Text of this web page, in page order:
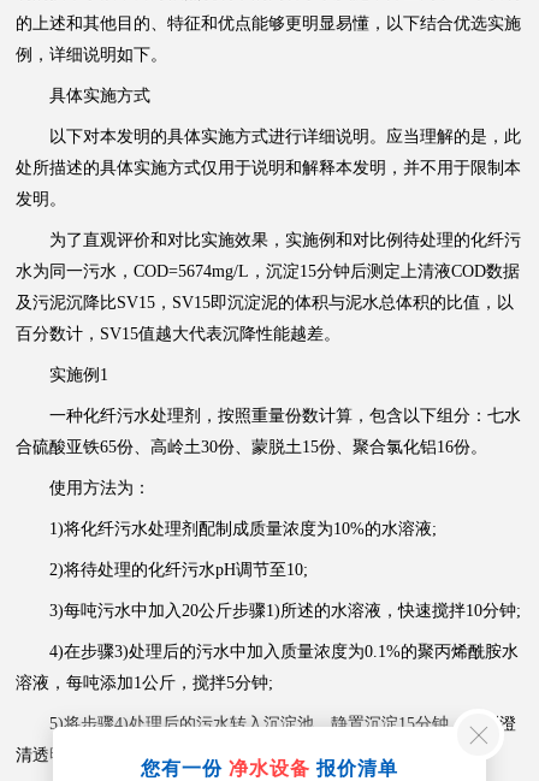
的上述和其他目的、特征和优点能够更明显易懂，以下结合优选实施
例，详细说明如下。
具体实施方式
以下对本发明的具体实施方式进行详细说明。应当理解的是，此
处所描述的具体实施方式仅用于说明和解释本发明，并不用于限制本
发明。
为了直观评价和对比实施效果，实施例和对比例待处理的化纤污
水为同一污水，COD=5674mg/L，沉淀15分钟后测定上清液COD数据
及污泥沉降比SV15，SV15即沉淀泥的体积与泥水总体积的比值，以
百分数计，SV15值越大代表沉降性能越差。
实施例1
一种化纤污水处理剂，按照重量份数计算，包含以下组分：七水
合硫酸亚铁65份、高岭土30份、蒙脱土15份、聚合氯化铝16份。
使用方法为：
1)将化纤污水处理剂配制成质量浓度为10%的水溶液;
2)将待处理的化纤污水pH调节至10;
3)每吨污水中加入20公斤步骤1)所述的水溶液，快速搅拌10分钟;
4)在步骤3)处理后的污水中加入质量浓度为0.1%的聚丙烯酰胺水
溶液，每吨添加1公斤，搅拌5分钟;
5)将步骤4)处理后的污水转入沉淀池，静置沉淀15分钟，得到澄
清透明的上清液。
您有一份 净水设备 报价清单